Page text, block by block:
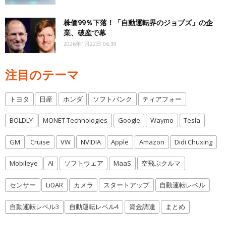
株価99％下落！「自動運転界のジョブズ」の企
業、破産で幕
2026年1月22日 06:39
注目のテーマ
トヨタ 日産 ホンダ ソフトバンク ティアフォー
BOLDLY MONET Technologies Google Waymo Tesla
GM Cruise VW NVIDIA Apple Amazon Didi Chuxing
Mobileye AI ソフトウェア MaaS 空飛ぶクルマ
センサー LiDAR カメラ スタートアップ 自動運転レベル
自動運転レベル3 自動運転レベル4 資金調達 まとめ